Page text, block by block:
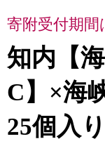
寄附受付期間
知内【
C】×海
25個入り